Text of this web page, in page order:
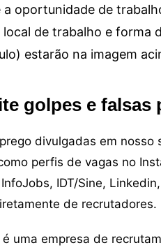
oportunidade de
de trabalho e forma
estarão na imagem
golpes e falsas
divulgadas em
perfis de vagas no
IDT/Sine,
de recrutadores.
uma empresa de